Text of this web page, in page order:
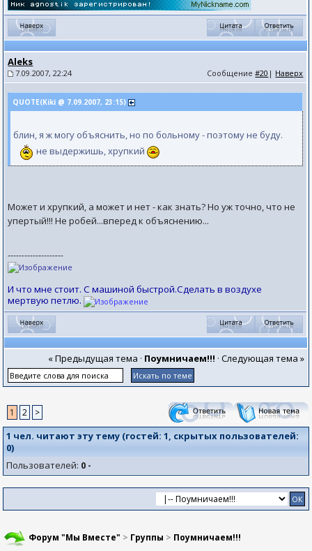
Aleks
7.09.2007, 22:24 Сообщение#20 | Наверх
QUOTE(Kiki @ 7.09.2007, 23:15)
блин, я ж могу объяснить, но по больному - поэтому не буду.
не выдержишь, хрупкий
Может и хрупкий, а может и нет - как знать? Но уж точно, что не
упертый!!! Не робей...вперед к объяснению...
--------------------
И что мне стоит. С машиной быстрой.Сделать в воздухе
мертвую петлю.
« Предыдущая тема · Поумничаем!!! · Следующая тема »
1 2 >
1 чел. читают эту тему (гостей:1, скрытых пользователей:
0)
Пользователей: 0 -
Форум "Мы Вместе" > Группы > Поумничаем!!!